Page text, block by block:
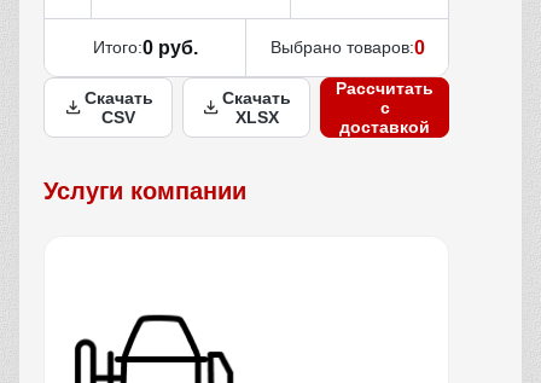
Итого:0 руб. Выбрано товаров:0
Скачать
CSV
Скачать
XLSX
Рассчитать
с
доставкой
Услуги компании